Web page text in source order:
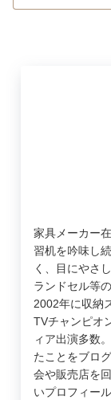
家具メーカー
習机を吟味し
く、目にやさ
ランドセル等
2002年に収納
TVチャンピオ
ィア出演多数
たことをブロ
会や販売店を
いプロフィー